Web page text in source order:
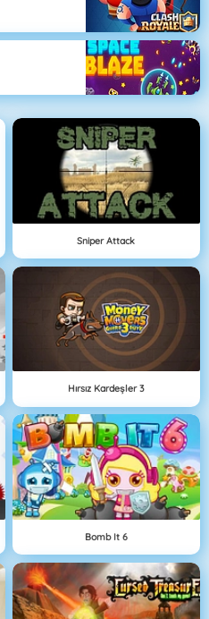
Sniper Attack
Hırsız Kardeşler 3
Bomb It 6